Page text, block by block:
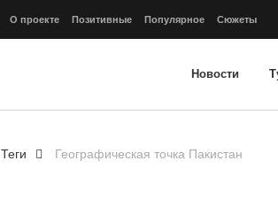
О проекте Позитивные Популярное Сюжеты
Новости
Теги Географическая точка Пакистан